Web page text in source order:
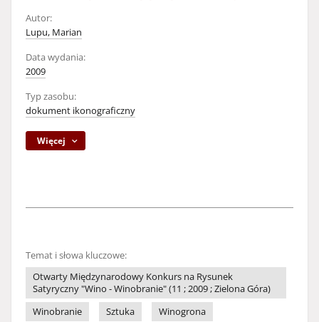
Autor:
Lupu, Marian
Data wydania:
2009
Typ zasobu:
dokument ikonograficzny
Więcej
Temat i słowa kluczowe:
Otwarty Międzynarodowy Konkurs na Rysunek
Satyryczny "Wino - Winobranie" (11 ; 2009 ; Zielona Góra)
Winobranie
Sztuka
Winogrona